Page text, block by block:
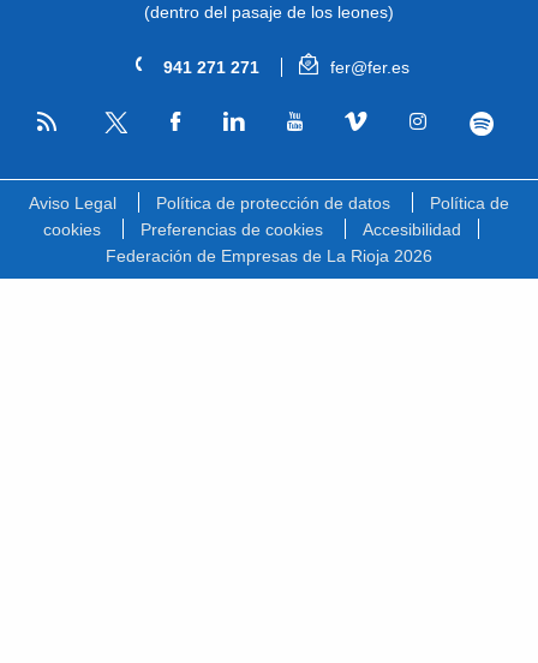
(dentro del pasaje de los leones)
941 271 271 fer@fer.es
RSS
Aviso Legal Política de protección de datos
Política de
cookies
Preferencias de cookies
Accesibilidad
Federación de Empresas de La Rioja 2026